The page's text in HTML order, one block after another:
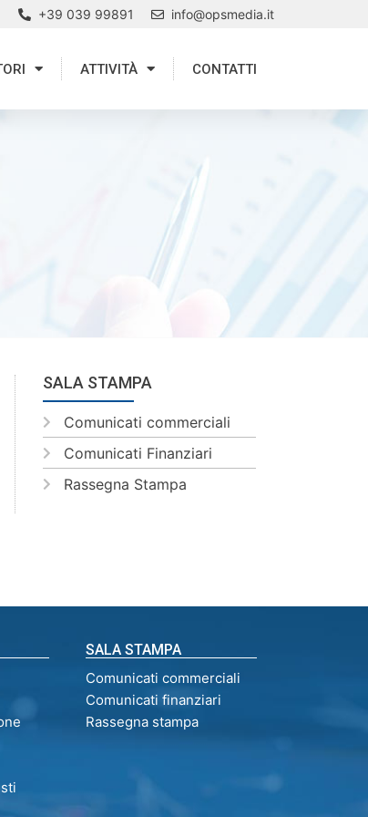
+39 039 99891 info@opsmedia.it
ATTIVITÀ CONTATTI
SALA STAMPA
Comunicati commerciali
Comunicati Finanziari
Rassegna Stampa
SALA STAMPA
Comunicati commerciali
Comunicati finanziari
Rassegna stampa